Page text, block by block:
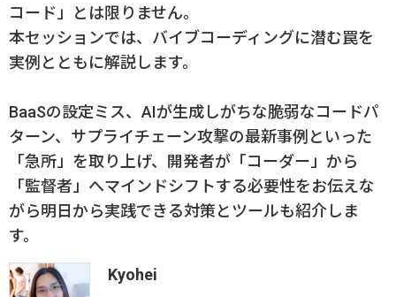
コード」とは限りません。
本セッションでは、バイブコーディングに潜む罠を
実例とともに解説します。
BaaSの設定ミス、AIが生成しがちな脆弱なコードパ
ターン、サプライチェーン攻撃の最新事例といった
「急所」を取り上げ、開発者が「コーダー」から
「監督者」へマインドシフトする必要性をお伝えな
がら明日から実践できる対策とツールも紹介しま
す。
Kyohei